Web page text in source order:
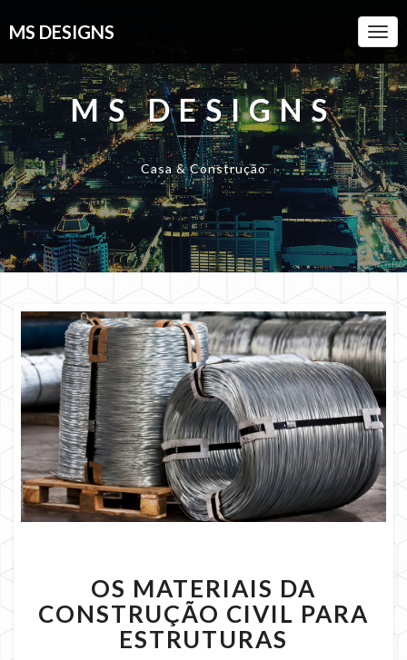
MS DESIGNS
MS DESIGNS
Casa & Construção
MATERIAIS
DA
CONSTRUÇÃO
CIVIL
OS MATERIAIS DA
CONSTRUÇÃO CIVIL PARA
ESTRUTURAS